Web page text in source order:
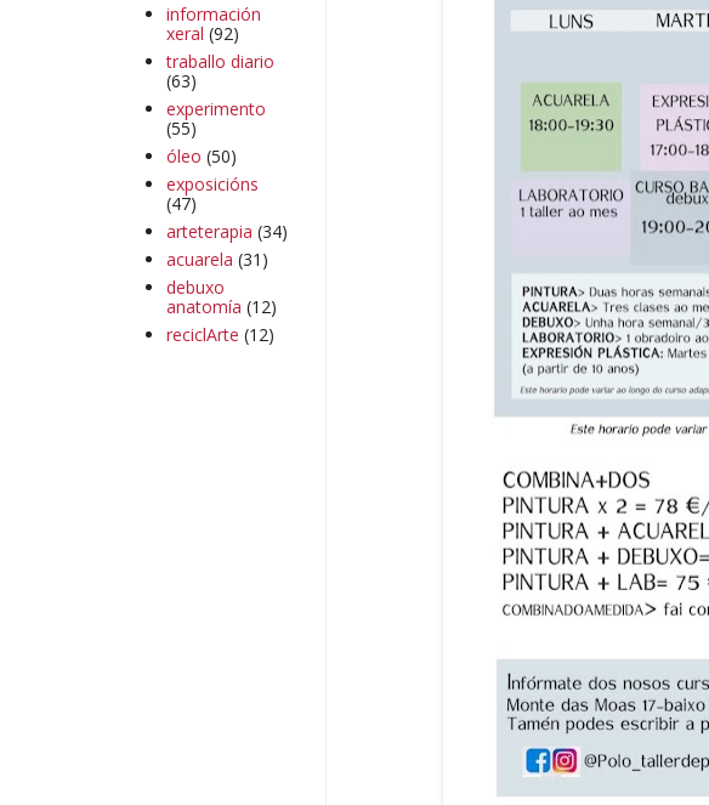
información
xeral (92)
traballo diario
(63)
experimento
(55)
óleo (50)
exposicións
(47)
arteterapia (34)
acuarela (31)
debuxo
anatomía (12)
reciclArte (12)